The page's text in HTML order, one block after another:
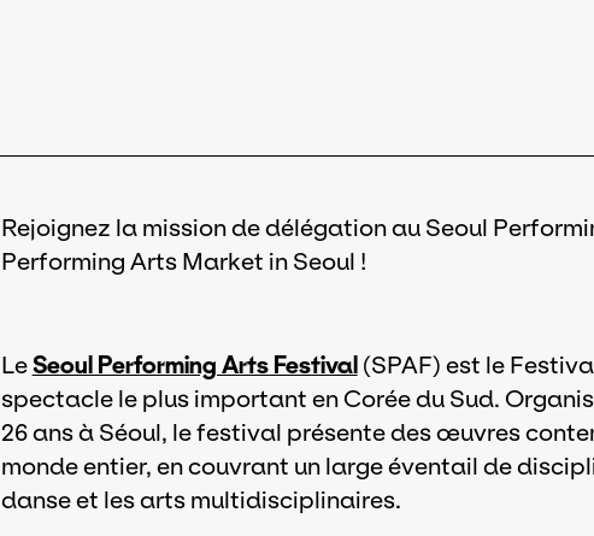
Rejoignez la mission de délégation au Seoul
Performing Arts Market in Seoul !
LeSeoul Performing Arts Festival (SPAF) est le
spectacle le plus important en Corée du Sud.
26 ans à Séoul, le festival présente des œuvres
monde entier, en couvrant un large éventail de
danse et les arts multidisciplinaires.